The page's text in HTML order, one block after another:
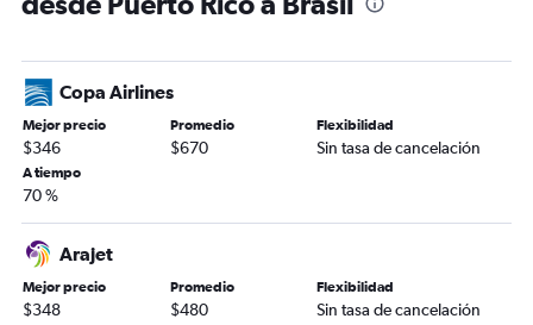
Copa Airlines
Mejor precio
$346
Promedio
$670
Flexibilidad
Sin tasa de cancelación
A tiempo
70 %
Arajet
Mejor precio
$348
Promedio
$480
Flexibilidad
Sin tasa de cancelación